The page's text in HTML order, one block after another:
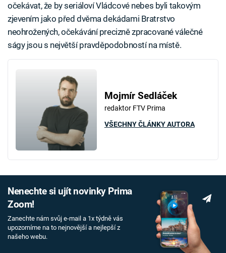
očekávat, že by seriáloví Vládcové nebes byli takovým
zjevením jako před dvěma dekádami Bratrstvo
neohrožených, očekávání precizně zpracované válečné
ságy jsou s největší pravděpodobností na místě.
Mojmír Sedláček
redaktor FTV Prima
VŠECHNY ČLÁNKY AUTORA
Nenechte si ujít novinky Prima
Zoom!
Zanechte nám svůj e-mail a 1x týdně vás
upozorníme na to nejnovější a nejlepší z
našeho webu.